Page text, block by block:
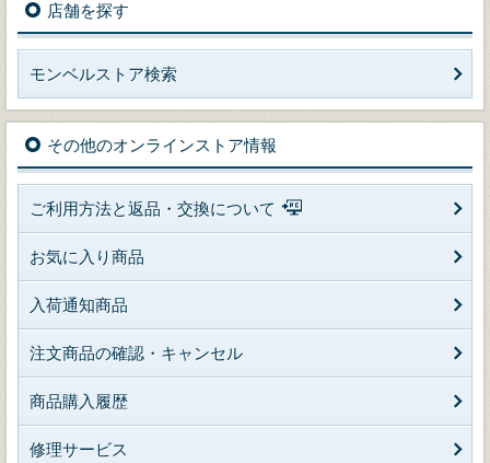
店舗を探す
モンベルストア検索
その他のオンラインストア情報
ご利用方法と返品・交換について
お気に入り商品
入荷通知商品
注文商品の確認・キャンセル
商品購入履歴
修理サービス